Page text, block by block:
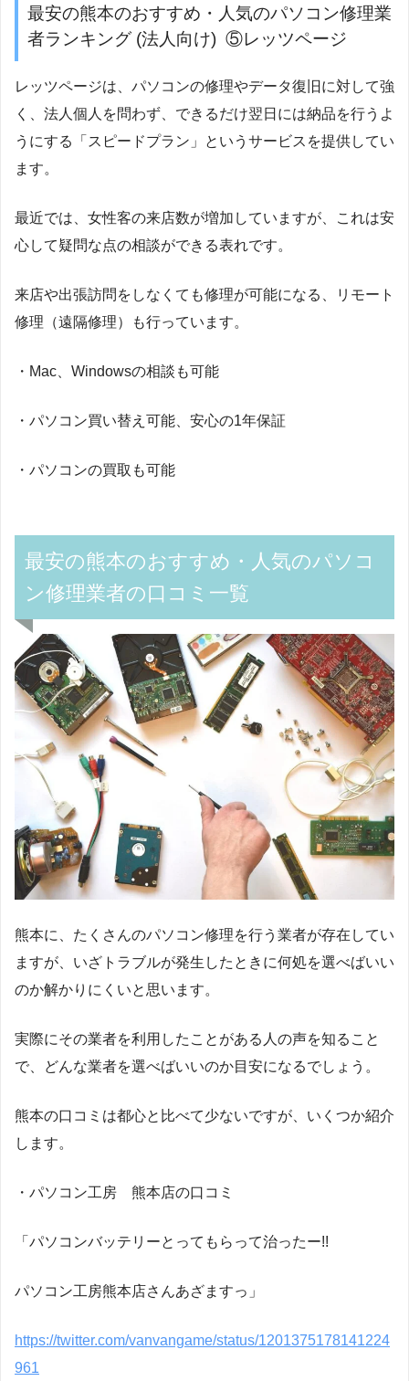
最安の熊本のおすすめ・人気のパソコン修理業
者ランキング (法人向け) ⑤レッツページ
レッツページは、パソコンの修理やデータ復旧に対して強
く、法人個人を問わず、できるだけ翌日には納品を行うよ
うにする「スピードプラン」というサービスを提供してい
ます。
最近では、女性客の来店数が増加していますが、これは安
心して疑問な点の相談ができる表れです。
来店や出張訪問をしなくても修理が可能になる、リモート
修理（遠隔修理）も行っています。
・Mac、Windowsの相談も可能
・パソコン買い替え可能、安心の1年保証
・パソコンの買取も可能
最安の熊本のおすすめ・人気のパソコ
ン修理業者の口コミ一覧
熊本に、たくさんのパソコン修理を行う業者が存在してい
ますが、いざトラブルが発生したときに何処を選べばいい
のか解かりにくいと思います。
実際にその業者を利用したことがある人の声を知ること
で、どんな業者を選べばいいのか目安になるでしょう。
熊本の口コミは都心と比べて少ないですが、いくつか紹介
します。
・パソコン工房 熊本店の口コミ
「パソコンバッテリーとってもらって治ったー!!
パソコン工房熊本店さんあざますっ」
https://twitter.com/vanvangame/status/1201375178141224
961